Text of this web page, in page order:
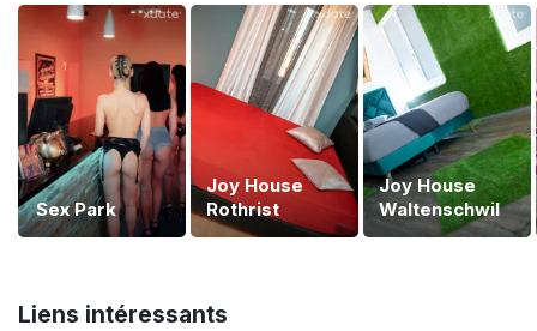
Sex Park
Joy House
Rothrist
Joy House
Waltenschwil
Liens intéressants